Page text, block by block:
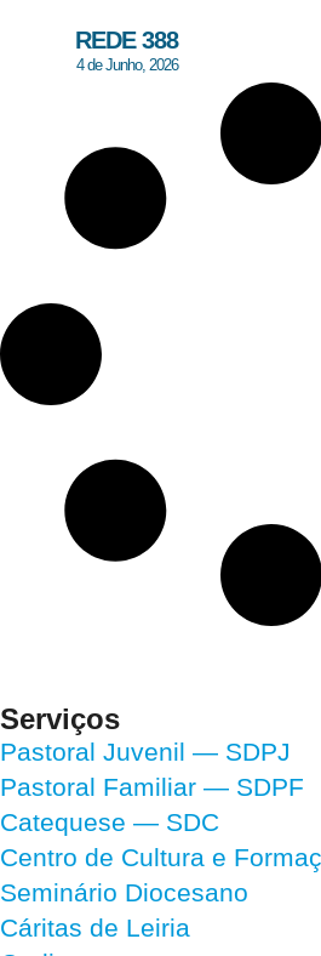
REDE 388
4 de Junho, 2026
Serviços
Pastoral Juvenil — SDPJ
Pastoral Familiar — SDPF
Catequese — SDC
Centro de Cultura e
Seminário Diocesano
Cáritas de Leiria